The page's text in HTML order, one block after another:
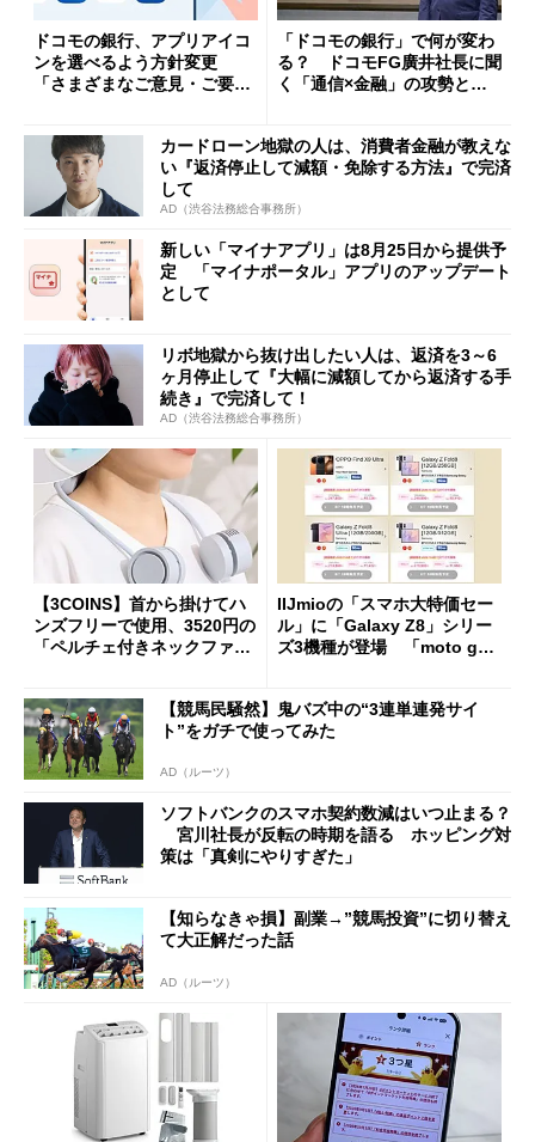
ドコモの銀行、アプリアイコ
ンを選べるよう方針変更
「さまざまなご意見・ご要望
「ドコモの銀行」で何が変わ
る？ ドコモFG廣井社長に聞
く「通信×金融」の攻勢とグ
カードローン地獄の人は、消費者金融が教えな
い『返済停止して減額・免除する方法』で完済
して
AD（渋谷法務総合事務所）
新しい「マイナアプリ」は8月25日から提供予
定 「マイナポータル」アプリのアップデート
として
リボ地獄から抜け出したい人は、返済を3～6
ヶ月停止して『大幅に減額してから返済する手
続き』で完済して！
AD（渋谷法務総合事務所）
【3COINS】首から掛けてハ
ンズフリーで使用、3520円の
「ペルチェ付きネックファ
IIJmioの「スマホ大特価セー
ル」に「Galaxy Z8」シリー
ズ3機種が登場 「moto g37
【競馬民騒然】鬼バズ中の“3連単連発サイ
ト”をガチで使ってみた
AD（ルーツ）
ソフトバンクのスマホ契約数減はいつ止まる？
宮川社長が反転の時期を語る ホッピング対
策は「真剣にやりすぎた」
【知らなきゃ損】副業→”競馬投資”に切り替え
て大正解だった話
AD（ルーツ）